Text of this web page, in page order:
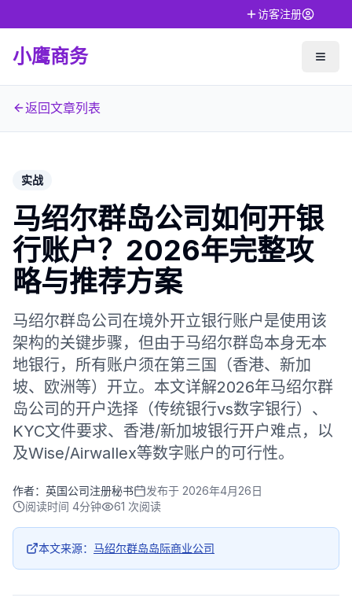
访客注册
小鹰商务
返回文章列表
实战
马绍尔群岛公司如何开银
行账户？2026年完整攻
略与推荐方案
马绍尔群岛公司在境外开立银行账户是使用该
架构的关键步骤，但由于马绍尔群岛本身无本
地银行，所有账户须在第三国（香港、新加
坡、欧洲等）开立。本文详解2026年马绍尔群
岛公司的开户选择（传统银行vs数字银行）、
KYC文件要求、香港/新加坡银行开户难点，以
及Wise/Airwallex等数字账户的可行性。
作者： 英国公司注册秘书 发布于 2026年4月26日
阅读时间 4分钟 61 次阅读
本文来源： 马绍尔群岛岛际商业公司